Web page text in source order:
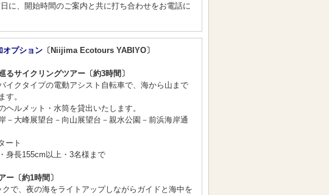
日に、開始時間のご案内と共に打ち合わせをお電話に
オプション 〔Niijima Ecotours YABIYO〕
サイクリングツアー〔約3時間〕
イクタイプの電動アシスト自転車で、海から山まで
す。
ヘルメット・水筒を貸出いたします。
－大峰展望台－向山展望台－親水公園－前浜海岸通
ート
身長155cm以上・3名様まで
ー〔約1時間〕
で、夜の海をライトアップしながらガイドと海中を